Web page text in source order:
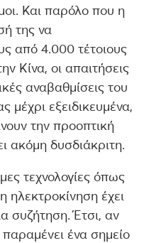
Και παρόλο που η
της να
από 4.000 τέτοιους
Κίνα, οι απαιτήσεις
αναβαθμίσεις του
μέχρι εξειδικευμένα,
την προοπτική
ακόμη δυσδιάκριτη.
τεχνολογίες όπως
ηλεκτροκίνηση έχει
συζήτηση. Έτσι, αν
ένα σημείο